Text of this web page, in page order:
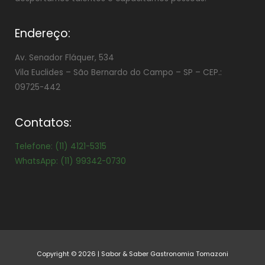
Endereço:
Av. Senador Fláquer, 534
Vila Euclides – São Bernardo do Campo – SP – CEP.:
09725-442
Contatos:
Telefone: (11) 4121-5315
WhatsApp: (11) 99342-0730
Copyright © 2026 | Sabor & Saber Gastronomia Tomazoni